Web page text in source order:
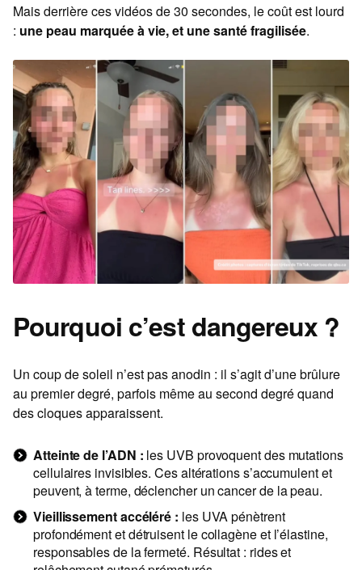
Mais derrière ces vidéos de 30 secondes, le coût est lourd
: une peau marquée à vie, et une santé fragilisée.
Pourquoi c’est dangereux ?
Un coup de soleil n’est pas anodin : il s’agit d’une brûlure
au premier degré, parfois même au second degré quand
des cloques apparaissent.
Atteinte de l’ADN : les UVB provoquent des mutations
cellulaires invisibles. Ces altérations s’accumulent et
peuvent, à terme, déclencher un cancer de la peau.
Vieillissement accéléré : les UVA pénètrent
profondément et détruisent le collagène et l’élastine,
responsables de la fermeté. Résultat : rides et